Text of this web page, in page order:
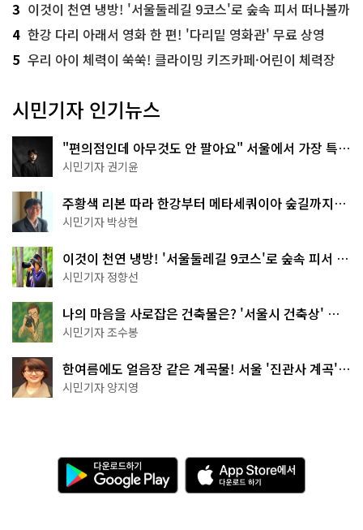
3 이것이 천연 냉방! '서울둘레길 9코스'로 숲속 피서 떠나볼까
4 한강 다리 아래서 영화 한 편! '다리밑 영화관' 무료 상영
5 우리 아이 체력이 쑥쑥! 클라이밍 키즈카페·어린이 체력장
시민기자 인기뉴스
"편의점인데 아무것도 안 팔아요" 서울에서 가장 특별
한 편의점의 정체
시민기자 권기윤
주황색 리본 따라 한강부터 메타세쿼이아 숲길까지…
서울둘레길 15코스
시민기자 박상현
이것이 천연 냉방! '서울둘레길 9코스'로 숲속 피서 떠
나볼까
시민기자 정향선
나의 마음을 사로잡은 건축물은? '서울시 건축상' 수
상작 공개!
시민기자 조수봉
한여름에도 얼음장 같은 계곡물! 서울 '진관사 계곡'이
천국이네~
시민기자 양지영
다
운
로
A
p
p